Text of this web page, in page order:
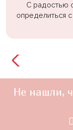
С радостью
определиться
Не нашли,